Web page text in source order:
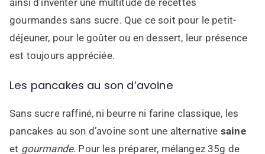
ainsi d’inventer une multitude de recettes
gourmandes sans sucre. Que ce soit pour le petit-
déjeuner, pour le goûter ou en dessert, leur présence
est toujours appréciée.
Les pancakes au son d’avoine
Sans sucre raffiné, ni beurre ni farine classique, les
pancakes au son d’avoine sont une alternative saine
et gourmande. Pour les préparer, mélangez 35g de